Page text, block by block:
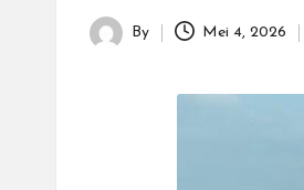
Posted
By Mei 4, 2026